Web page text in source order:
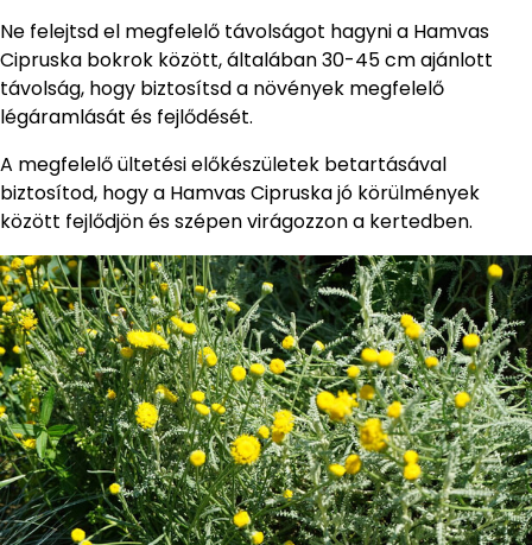
Ne felejtsd el megfelelő távolságot hagyni a Hamvas
Cipruska bokrok között, általában 30-45 cm ajánlott
távolság, hogy biztosítsd a növények megfelelő
légáramlását és fejlődését.
A megfelelő ültetési előkészületek betartásával
biztosítod, hogy a Hamvas Cipruska jó körülmények
között fejlődjön és szépen virágozzon a kertedben.